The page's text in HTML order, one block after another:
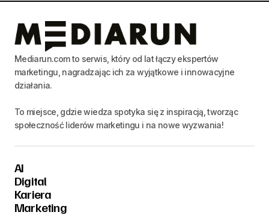
Mediarun.com to serwis, który od lat łączy ekspertów
marketingu, nagradzając ich za wyjątkowe i innowacyjne
działania.
To miejsce, gdzie wiedza spotyka się z inspiracją, tworząc
społeczność liderów marketingu i na nowe wyzwania!
AI
Digital
Kariera
Marketing